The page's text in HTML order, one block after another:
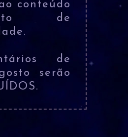
conteúdo
de
de
serão